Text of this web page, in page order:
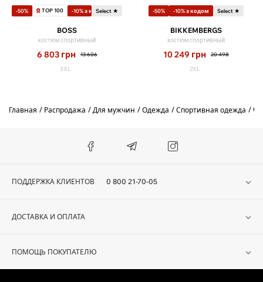
-50% TOP 100 -10% з кодомSelect ★
BOSS
костюм спортивный
6 803 грн 13 606
3XL
-50% -10% з кодом Select ★
BIKKEMBERGS
костюм спортивный
10 249 грн 20 498
2XL
Главная Распродажа Для мужчин Одежда Спортивная одежда
ПОДДЕРЖКА КЛИЕНТОВ 0 800 21-70-05
ДОСТАВКА И ОПЛАТА
ПОМОЩЬ ПОКУПАТЕЛЮ